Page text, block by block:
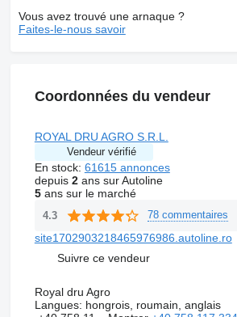
Vous avez trouvé une arnaque ?
Faites-le-nous savoir
Coordonnées du vendeur
ROYAL DRU AGRO S.R.L.
Vendeur vérifié
En stock: 61615 annonces
depuis 2ans sur Autoline
5ans sur le marché
4.3 78 commentaires
site1702903218465976986.autoline.ro
Suivre ce vendeur
Royal dru Agro
Langues: hongrois, roumain, anglais